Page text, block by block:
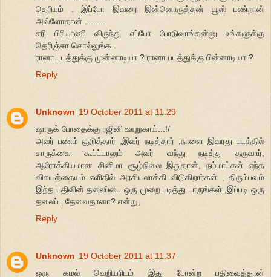
தெரியும் . இப்போ இவரை இன்னொருத்தன் யூஸ் பண்றான்
அவ்ளோதான் .........
சரி பிரியாணி விருந்து எப்போ போடுவாங்கன்னு உங்களுக்கு
தெரிஞ்சா சொல்லுங்க .
ரானா படத்துக்கு முன்னாடியா ? ரானா படத்துக்கு பின்னாடியா ?
Reply
Unknown 19 October 2011 at 11:29
ஷாருக் போதைக்கு ரஜினி ஊறுகாய்...!/
அவர் பணம் குடுத்தார் ,இவர் நடித்தார் ,நாளை இவரது படத்தில்
சாருக்கை கூப்ட்டாலும் அவர் வந்து நடித்து தருவார்,
ஆரோக்கியமான சினிமா சூழ்நிலை இதுதான், நம்மாட்கள் எந்த
விசயத்தையும் எளிதில் அரசியலாக்கி விடுகிறார்கள் , திரும்பவும்
இந்த பதிவின் தலைப்பை ஒரு முறை படித்து பாருங்கள் ,இப்படி ஒரு
தலைப்பு தேவைதானா? என்று,
Reply
Unknown 19 October 2011 at 11:37
ஒரு கமல் வெறியரிடம் இது போன்ற பதிவைத்தான்